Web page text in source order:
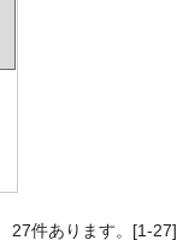
27件あります。[1-